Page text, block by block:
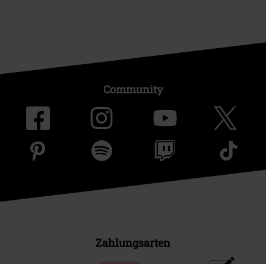
Community
Zahlungsarten